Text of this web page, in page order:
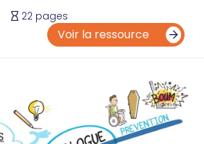
22 pages
Voir la ressource